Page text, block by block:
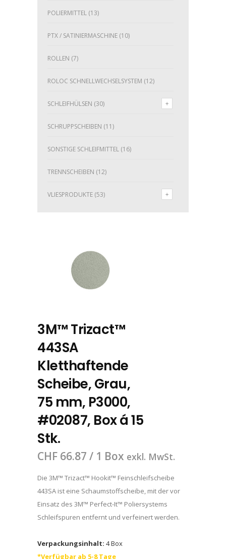
POLIERMITTEL (13)
PTX / SATINIERMASCHINE (10)
ROLLEN (7)
ROLOC SCHNELLWECHSELSYSTEM (12)
SCHLEIFHÜLSEN (30)
SCHRUPPSCHEIBEN (11)
SONSTIGE SCHLEIFMITTEL (16)
TRENNSCHEIBEN (12)
VLIESPRODUKTE (53)
3M™ Trizact™
443SA
Kletthaftende
Scheibe, Grau,
75 mm, P3000,
#02087, Box á 15
Stk.
CHF 66.87 / 1 Box exkl. MwSt.
Die 3M™ Trizact™ Hookit™ Feinschleifscheibe
443SA ist eine Schaumstoffscheibe, mit der vor
Einsatz des 3M™ Perfect-It™ Poliersystems
Schleifspuren entfernt und verfeinert werden.
Verpackungsinhalt: 4 Box
*Verfügbar ab 5-8 Tage